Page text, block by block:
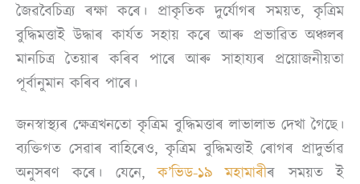
জৈৱবৈচিত্ৰ্য ৰক্ষা কৰে। প্ৰাকৃতিক দুৰ্যোগৰ সময়ত, কৃত্ৰিম
বুদ্ধিমত্তাই উদ্ধাৰ কাৰ্যত সহায় কৰে আৰু প্ৰভাৱিত অঞ্চলৰ
মানচিত্ৰ তৈয়াৰ কৰিব পাৰে আৰু সাহায্যৰ প্ৰয়োজনীয়তা
পূৰ্বানুমান কৰিব পাৰে।
জনস্বাস্থ্যৰ ক্ষেত্ৰখনতো কৃত্ৰিম বুদ্ধিমত্তাৰ লাভালাভ দেখা গৈছে।
ব্যক্তিগত সেৱাৰ বাহিৰেও, কৃত্ৰিম বুদ্ধিমত্তাই ৰোগৰ প্ৰাদুৰ্ভাৱ
অনুসৰণ কৰে। যেনে,ক’ভিড-১৯ মহামাৰীৰ সময়ত ই